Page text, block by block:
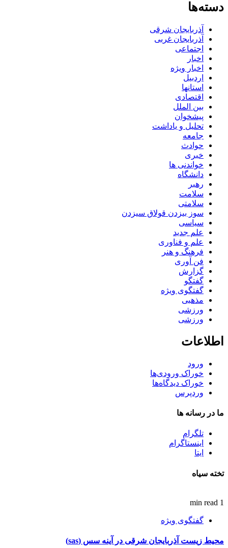
دسته‌ها
آذربایجان شرقی
آذربایجان غربی
اجتماعی
اخبار
اخبار ویژه
اردبیل
استانها
اقتصادی
بین الملل
پیشخوان
تحلیل و یاداشت
جامعه
حوادث
خبری
خواندنی ها
دانشگاه
رهبر
سلامت
سلامتی
سوز بیزدن قولاق سیزدن
سیاسی
علم جدید
علم و فناوری
فرهنگ و هنر
فن آوری
گزارش
گفتگو
گفتگوی ویژه
مذهبی
ورزشی
ورزشی
اطلاعات
ورود
خوراک ورودی‌ها
خوراک دیدگاه‌ها
وردپرس
ما در رسانه ها
تلگرام
اینستاگرام
ایتا
تخته سیاه
1 min read
گفتگوی ویژه
محیط زیست آذربایجان شرقی در آینه سس (sas)